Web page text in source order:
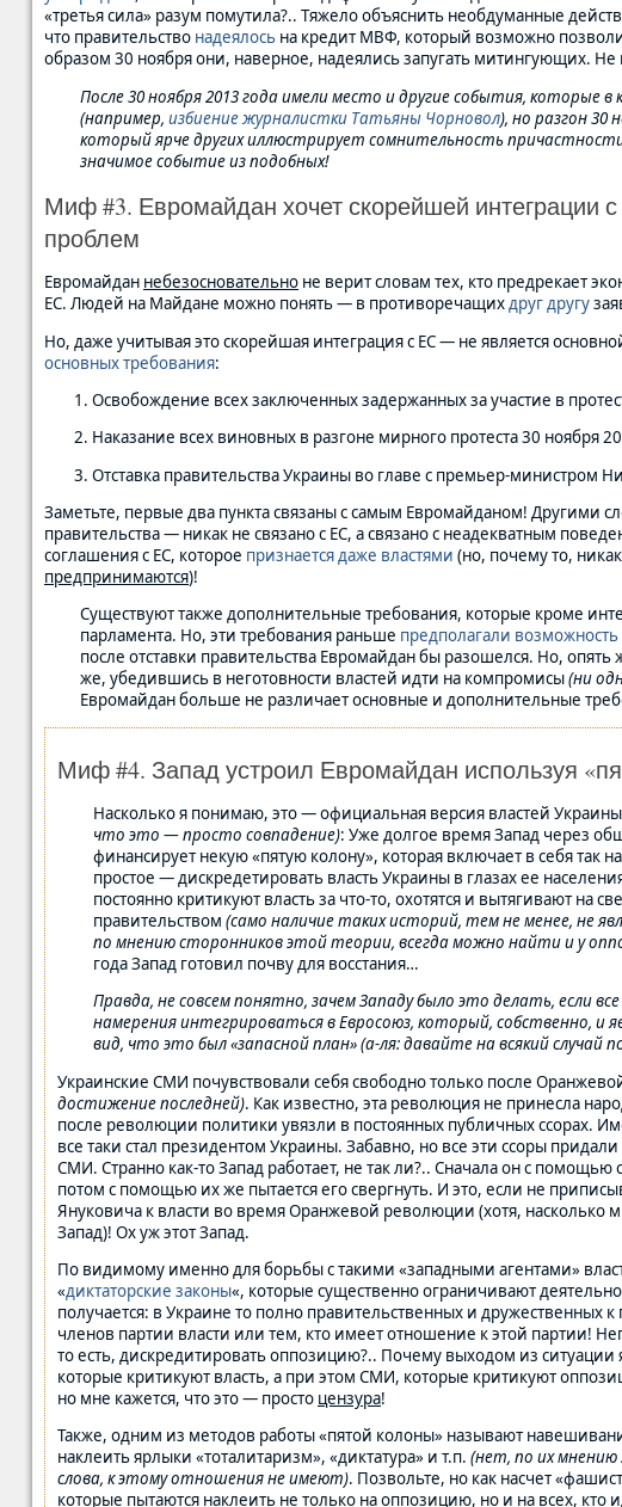
«третья сила» разум помутила?.. Тяжело объяснить необдуманные
что правительство надеялось на кредит МВФ, который возможно
образом 30 ноября они, наверное, надеялись запугать митингующих.
После 30 ноября 2013 года имели место и другие события, которые
(например, избиение журналистки Татьяны Чорновол), но разгон 30
который ярче других иллюстрирует сомнительность
значимое событие из подобных!
Миф #3. Евромайдан хочет скорейшей интеграции
проблем
Евромайдан небезосновательно не верит словам тех, кто предрекает
ЕС. Людей на Майдане можно понять — в противоречащихдругдругу
Но, даже учитывая это скорейшая интеграция с ЕС — не является
основных требования:
Освобождение всех заключенных задержанных за участие в
Наказание всех виновных в разгоне мирного протеста 30 ноября
Отставка правительства Украины во главе с премьер-министром
Заметьте, первые два пункта связаны с самым Евромайданом! Другими
правительства — никак не связано с ЕС, а связано с неадекватным
соглашения с ЕС, которое признается даже властями (но, почему то,
предпринимаются)!
Существуют также дополнительные требования, которые кроме
парламента. Но, эти требования раньше предполагали
после отставки правительства Евромайдан бы разошелся. Но,
же, убедившись в неготовности властей идти на компромисы(ни
Евромайдан больше не различает основные и дополнительные
Миф #4. Запад устроил Евромайдан используя
Насколько я понимаю, это — официальная версия властей
что это — просто совпадение): Уже долгое время Запад через
финансирует некую «пятую колону», которая включает в себя
простое — дискредетировать власть Украины в глазах ее
постоянно критикуют власть за что-то, охотятся и вытягивают на
правительством (само наличие таких историй, тем не менее, не
по мнению сторонников этой теории, всегда можно найти и у
года Запад готовил почву для восстания…
Правда, не совсем понятно, зачем Западу было это делать, если
намерения интегрироваться в Евросоюз, который, собственно, и
вид, что это был «запасной план» (а-ля: давайте на всякий случай
Украинские СМИ почувствовали себя свободно только после
достижение последней). Как известно, эта революция не принесла
после революции политики увязли в постоянных публичных ссорах.
все таки стал президентом Украины. Забавно, но все эти ссоры
СМИ. Странно как-то Запад работает, не так ли?.. Сначала он с
потом с помощью их же пытается его свергнуть. И это, если не
Януковича к власти во время Оранжевой революции (хотя,
Запад)! Ох уж этот Запад.
По видимому именно для борьбы с такими «западными агентами»
«диктаторские законы«, которые существенно ограничивают
получается: в Украине то полно правительственных и дружественных
членов партии власти или тем, кто имеет отношение к этой партии!
то есть, дискредитировать оппозицию?.. Почему выходом из
которые критикуют власть, а при этом СМИ, которые критикуют
но мне кажется, что это — просто цензура!
Также, одним из методов работы «пятой колоны» называют
наклеить ярлыки «тоталитаризм», «диктатура» и т.п. (нет, по их
слова, к этому отношения не имеют). Позвольте, но как насчет
которые пытаются наклеить не только на оппозицию, но и на всех, кто